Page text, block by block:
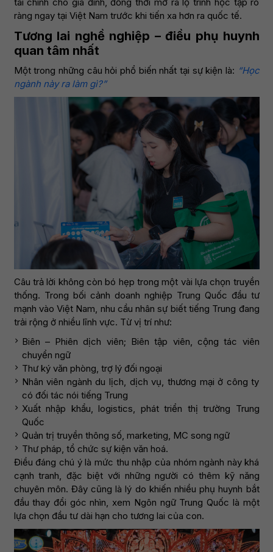
ràng ngay tại Việt Nam trước khi tiến xa hơn ra quốc tế.
Tương lai nghề nghiệp – điều phụ huynh
quan tâm nhất
Một trong những câu hỏi phổ biến nhất tại sự kiện là: “Học
ngành này ra làm gì?”
Câu trả lời không còn bó hẹp trong một vài lựa chọn truyền
thống. Trong bối cảnh doanh nghiệp Trung Quốc đầu tư
mạnh vào Việt Nam, nhu cầu nhân sự biết tiếng Trung đang
trải rộng ở nhiều lĩnh vực. Từ vị trí như:
Biên – Phiên dịch viên; Biên tập viên, cộng tác viên
chuyển ngữ
Thư ký văn phòng, trợ lý đối ngoại
Nhân viên ngành du lịch, dịch vụ, thương mại ở công ty
có đối tác nói tiếng Trung
Xuất nhập khẩu, logistics, phát triển thị trường Trung
Quốc
Quản trị truyền thông số, marketing, MC song ngữ
Thư pháp, tổ chức sự kiện văn hoá.
Điều đáng chú ý là mức thu nhập của nhóm ngành này khá
cạnh tranh, đặc biệt với những người có thêm kỹ năng
chuyên môn. Đây cũng là lý do khiến nhiều phụ huynh bắt
đầu thay đổi góc nhìn, xem Ngôn ngữ Trung Quốc là một
lựa chọn đầu tư dài hạn cho tương lai của con.